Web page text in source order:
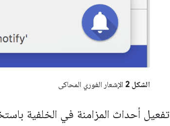
الشكل 2 الإشعار الفوري المحاكى
تفعيل أحداث المزامنة في الخلفية